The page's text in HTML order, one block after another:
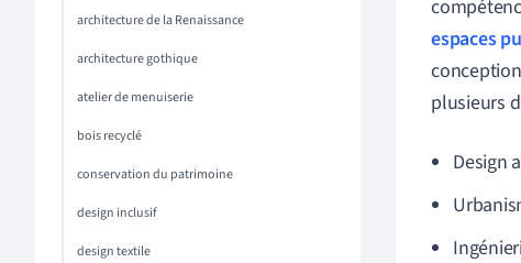
architecture de la Renaissance
architecture gothique
atelier de menuiserie
bois recyclé
conservation du patrimoine
design inclusif
design textile
espaces
plusieurs
Design